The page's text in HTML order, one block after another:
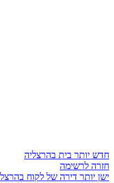
חדש יותר בית בהרצליה
חזרה לרשימה
ישן יותר דירה של לקוח